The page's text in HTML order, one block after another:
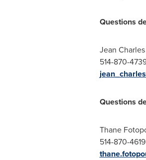
Questions
Jean
514-870-
Questions
Thane
514-870-4619